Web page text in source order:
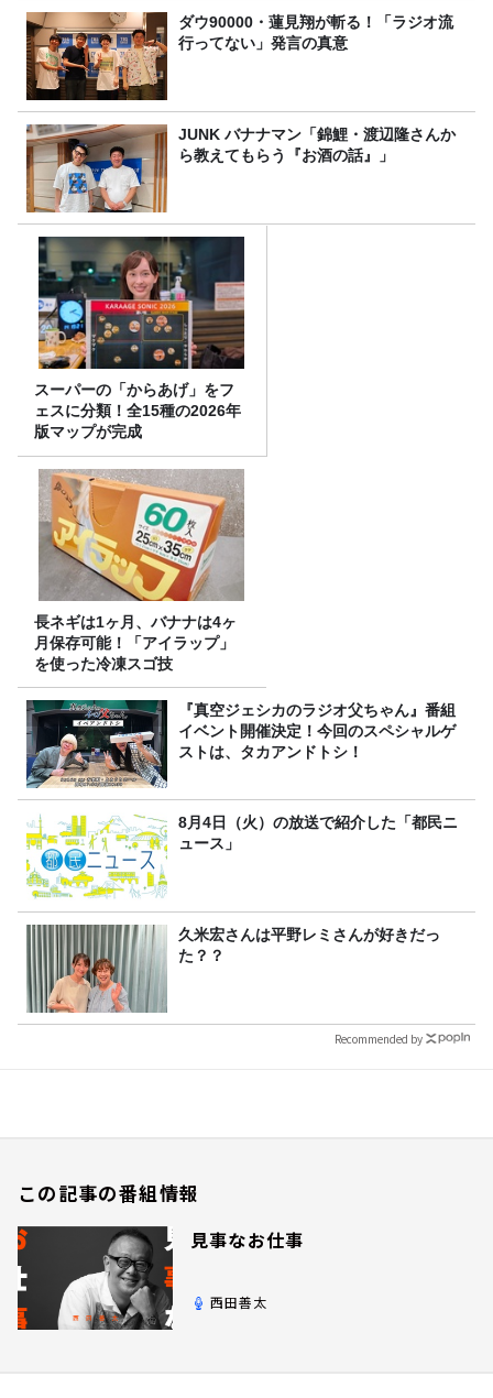
ダウ90000・蓮見翔が斬る！「ラジオ流
行ってない」発言の真意
JUNK バナナマン「錦鯉・渡辺隆さんか
ら教えてもらう『お酒の話』」
スーパーの「からあげ」をフ
ェスに分類！全15種の2026年
版マップが完成
長ネギは1ヶ月、バナナは4ヶ
月保存可能！「アイラップ」
を使った冷凍スゴ技
『真空ジェシカのラジオ父ちゃん』番組
イベント開催決定！今回のスペシャルゲ
ストは、タカアンドトシ！
8月4日（火）の放送で紹介した「都民ニ
ュース」
久米宏さんは平野レミさんが好きだっ
た？？
Recommended by
この記事の番組情報
見事なお仕事
西田善太